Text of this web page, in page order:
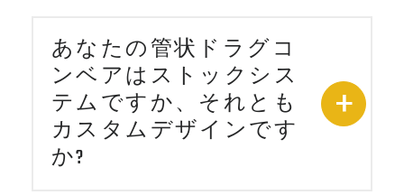
あなたの管状ドラグコ
ンベアはストックシス
テムですか、それとも
カスタムデザインです
か?